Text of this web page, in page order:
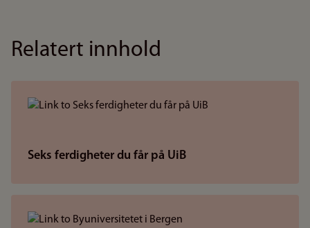
Relatert innhold
Seks ferdigheter du får på UiB